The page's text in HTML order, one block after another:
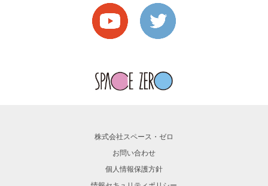
株式会社スペース・ゼロ
お問い合わせ
個人情報保護方針